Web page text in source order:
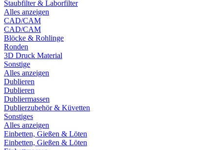
Staubfilter & Laborfilter
Alles anzeigen
CAD/CAM
CAD/CAM
Blöcke & Rohlinge
Ronden
3D Druck Material
Sonstige
Alles anzeigen
Dublieren
Dublieren
Dubliermassen
Dublierzubehör & Küvetten
Sonstiges
Alles anzeigen
Einbetten, Gießen & Löten
Einbetten, Gießen & Löten